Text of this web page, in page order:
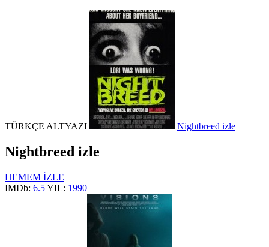
TÜRKÇE ALTYAZI Nightbreed izle
Nightbreed izle
HEMEM İZLE
IMDb: 6.5YIL: 1990